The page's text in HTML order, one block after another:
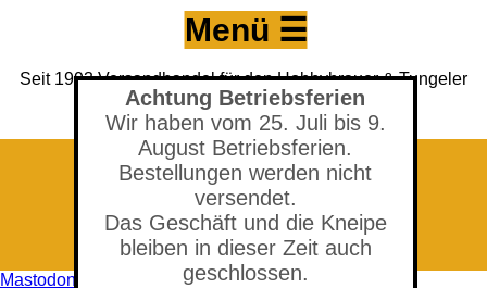
Achtung Betriebsferien
Wir haben vom 25. Juli bis 9.
August Betriebsferien.
Bestellungen werden nicht
versendet.
Das Geschäft und die Kneipe
bleiben in dieser Zeit auch
geschlossen.
Seit 1993 Versandhandel für den Hobbybrauer & Tungeler
Brauerei seit 2017
(Neuer) Tungeler Krug seit 1903
Menü ☰
Mastodon